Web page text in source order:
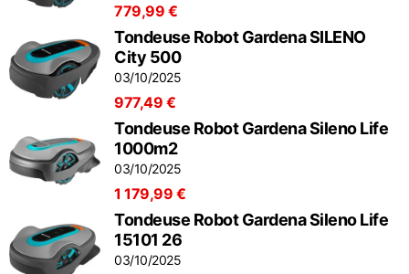
779,99 €
Tondeuse Robot Gardena SILENO
City 500
03/10/2025
977,49 €
Tondeuse Robot Gardena Sileno Life
1000m2
03/10/2025
1 179,99 €
Tondeuse Robot Gardena Sileno Life
15101 26
03/10/2025